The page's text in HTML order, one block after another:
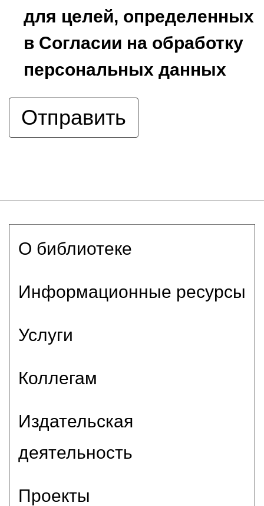
для целей, определенных
в Согласии на обработку
персональных данных
О библиотеке
Информационные ресурсы
Услуги
Коллегам
Издательская
деятельность
Проекты